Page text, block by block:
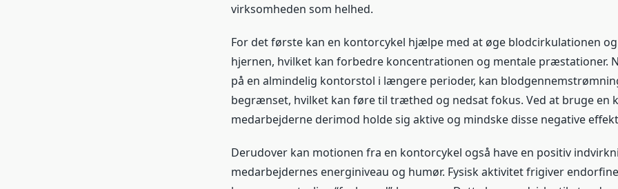
virksomheden som helhed.
For det første kan en kontorcykel hjælpe med at øge blodcirkulationen
hjernen, hvilket kan forbedre koncentrationen og mentale præstationer.
på en almindelig kontorstol i længere perioder, kan
begrænset, hvilket kan føre til træthed og nedsat fokus. Ved at bruge en
medarbejderne derimod holde sig aktive og mindske disse negative
Derudover kan motionen fra en kontorcykel også have en positiv
medarbejdernes energiniveau og humør. Fysisk aktivitet frigiver